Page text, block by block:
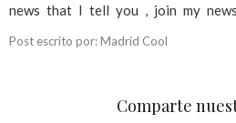
news that I tell you , join my
Post escrito por: Madrid Cool
Comparte